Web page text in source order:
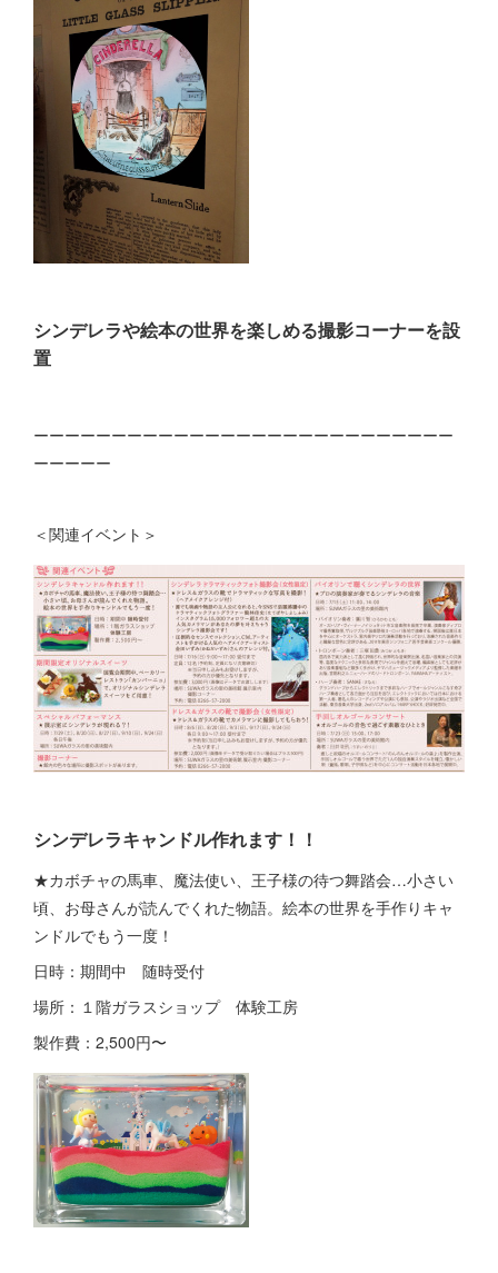
シンデレラや絵本の世界を楽しめる撮影コーナーを設
置
ーーーーーーーーーーーーーーーーーーーーーーーーーーー
ーーーーー
＜関連イベント＞
シンデレラキャンドル作れます！！
★カボチャの馬車、魔法使い、王子様の待つ舞踏会…小さい
頃、お母さんが読んでくれた物語。絵本の世界を手作りキャ
ンドルでもう一度！
日時：期間中 随時受付
場所：１階ガラスショップ 体験工房
製作費：2,500円〜